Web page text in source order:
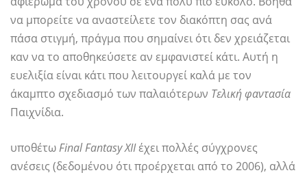
να μπορείτε να αναστείλετε τον διακόπτη σας ανά
πάσα στιγμή, πράγμα που σημαίνει ότι δεν χρειάζεται
καν να το αποθηκεύσετε αν εμφανιστεί κάτι. Αυτή η
ευελιξία είναι κάτι που λειτουργεί καλά με τον
άκαμπτο σχεδιασμό των παλαιότερων Τελική φαντασία
Παιχνίδια.
υποθέτωFinal Fantasy XIIέχει πολλές σύγχρονες
ανέσεις (δεδομένου ότι προέρχεται από το 2006), αλλά